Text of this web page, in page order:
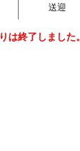
送迎
は終了しました。